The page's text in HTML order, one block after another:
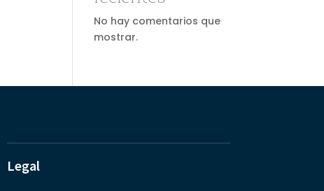
No hay comentarios que
mostrar.
Legal